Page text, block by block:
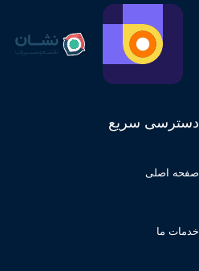
دسترسی سریع
صفحه اصلی
خدمات ما